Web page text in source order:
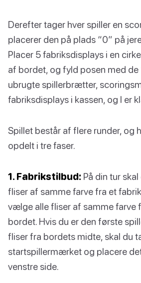
Derefter tager hver spiller en
placerer den på plads “0” på
Placer 5 fabriksdisplays i en
af bordet, og fyld posen med de
ubrugte spillerbrætter,
fabriksdisplays i kassen, og I er
Spillet består af flere runder, og
opdelt i tre faser.
1. Fabrikstilbud: På din tur
fliser af samme farve fra et
vælge alle fliser af samme farve
bordet. Hvis du er den første
fliser fra bordets midte, skal du
startspillermærket og placere
venstre side.